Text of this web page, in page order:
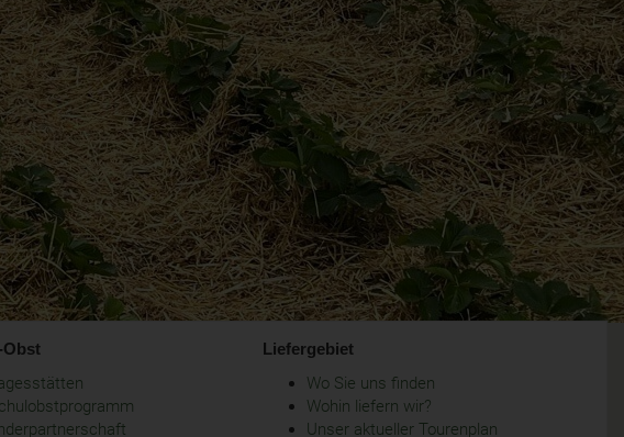
Obst
Liefergebiet
Wo Sie uns finden
Wohin liefern wir?
Unser aktueller Tourenplan